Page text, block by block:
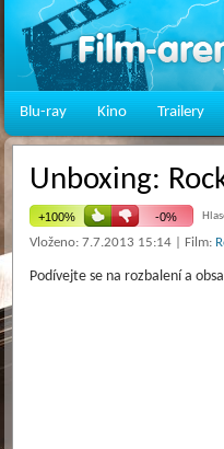
Blu-ray Kino Trailery
Unboxing:
Vloženo: 7.7.2013 15:14 | Film:
Podívejte se na rozbalení a